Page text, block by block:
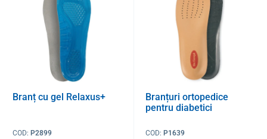
Branț cu gel Relaxus+
COD: P2899
Branțuri ortopedice
pentru diabetici
COD:P1639